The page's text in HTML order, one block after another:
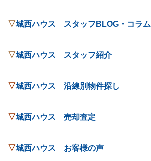
▽城西ハウス スタッフBLOG・コラム
▽城西ハウス スタッフ紹介
▽城西ハウス 沿線別物件探し
▽城西ハウス 売却査定
▽城西ハウス お客様の声